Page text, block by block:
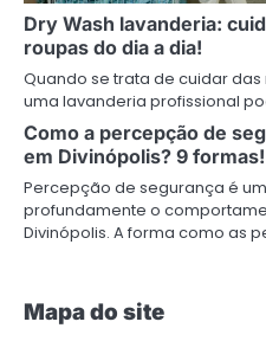
Dry Wash lavanderia:
roupas do dia a dia!
Quando se trata de cuidar
uma lavanderia profissional
Como a percepção de
em Divinópolis? 9 formas!
Percepção de segurança é
profundamente o
Divinópolis. A forma como as
Mapa do site